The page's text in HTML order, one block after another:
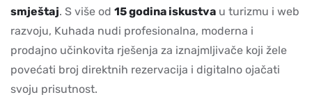
smještaj. S više od 15 godina iskustva u turizmu i web
razvoju, Kuhada nudi profesionalna, moderna i
prodajno učinkovita rješenja za iznajmljivače koji žele
povećati broj direktnih rezervacija i digitalno ojačati
svoju prisutnost.